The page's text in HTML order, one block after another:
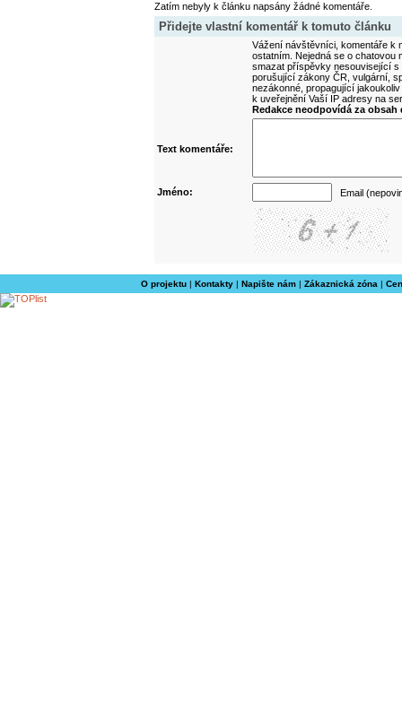
Zatím nebyly k článku napsány žádné komentáře.
Přidejte vlastní komentář k tomuto článku
Vážení návštěvníci, komentáře k
ostatním. Nejedná se o
smazat příspěvky nesouvisející
porušující zákony ČR, vulgární,
nezákonné, propagující
k uveřejnění Vaší IP adresy na
Redakce neodpovídá za
Text komentáře:
Jméno: Email
O projektu| Kontakty| Napište nám| Zákaznická zóna |